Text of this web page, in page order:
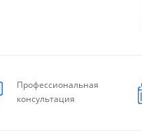
Профессиональная
консультация